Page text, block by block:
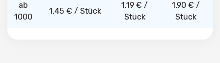
ab
1000
1.45 € / Stück
1.19 € /
Stück
1.90 € /
Stück